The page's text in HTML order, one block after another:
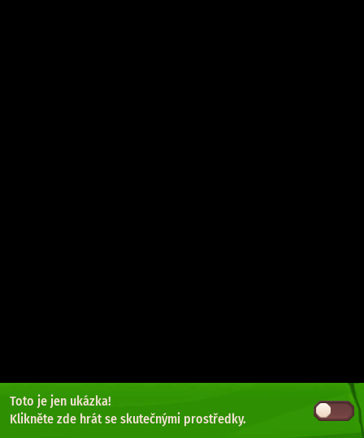
Toto je jen ukázka!
Klikněte zde hrát se skutečnými prostředky.